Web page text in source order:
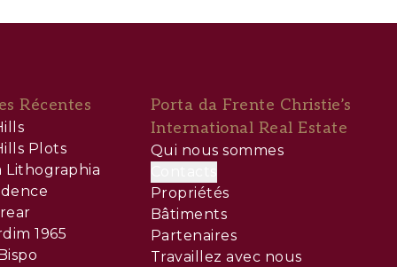
Récentes
Plots
Lithographia
1965
Porta da Frente Christie’s
International Real Estate
Qui nous sommes
Propriétés
Bâtiments
Partenaires
Travaillez avec nous